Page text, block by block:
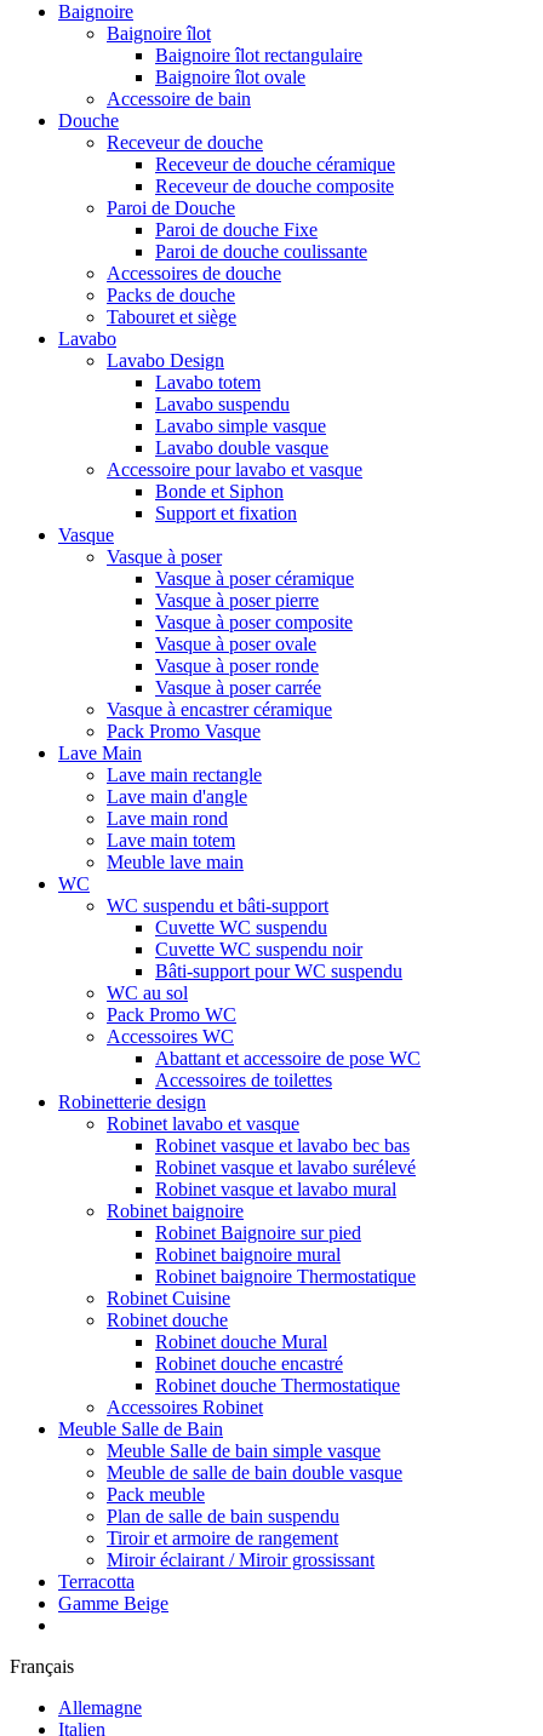
Baignoire
Baignoire îlot
Baignoire îlot rectangulaire
Baignoire îlot ovale
Accessoire de bain
Douche
Receveur de douche
Receveur de douche céramique
Receveur de douche composite
Paroi de Douche
Paroi de douche Fixe
Paroi de douche coulissante
Accessoires de douche
Packs de douche
Tabouret et siège
Lavabo
Lavabo Design
Lavabo totem
Lavabo suspendu
Lavabo simple vasque
Lavabo double vasque
Accessoire pour lavabo et vasque
Bonde et Siphon
Support et fixation
Vasque
Vasque à poser
Vasque à poser céramique
Vasque à poser pierre
Vasque à poser composite
Vasque à poser ovale
Vasque à poser ronde
Vasque à poser carrée
Vasque à encastrer céramique
Pack Promo Vasque
Lave Main
Lave main rectangle
Lave main d'angle
Lave main rond
Lave main totem
Meuble lave main
WC
WC suspendu et bâti-support
Cuvette WC suspendu
Cuvette WC suspendu noir
Bâti-support pour WC suspendu
WC au sol
Pack Promo WC
Accessoires WC
Abattant et accessoire de pose WC
Accessoires de toilettes
Robinetterie design
Robinet lavabo et vasque
Robinet vasque et lavabo bec bas
Robinet vasque et lavabo surélevé
Robinet vasque et lavabo mural
Robinet baignoire
Robinet Baignoire sur pied
Robinet baignoire mural
Robinet baignoire Thermostatique
Robinet Cuisine
Robinet douche
Robinet douche Mural
Robinet douche encastré
Robinet douche Thermostatique
Accessoires Robinet
Meuble Salle de Bain
Meuble Salle de bain simple vasque
Meuble de salle de bain double vasque
Pack meuble
Plan de salle de bain suspendu
Tiroir et armoire de rangement
Miroir éclairant / Miroir grossissant
Terracotta
Gamme Beige
Français
Allemagne
Italien